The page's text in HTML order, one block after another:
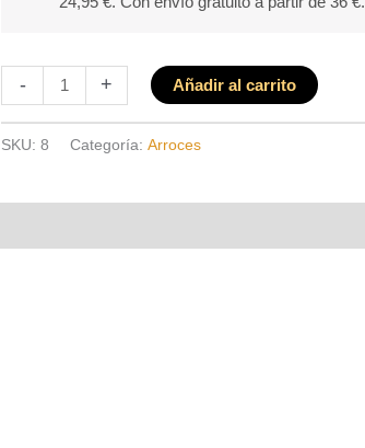
-
Molino
Roca
+ Añadir al carrito
SKU:8 Categoría:Arroces